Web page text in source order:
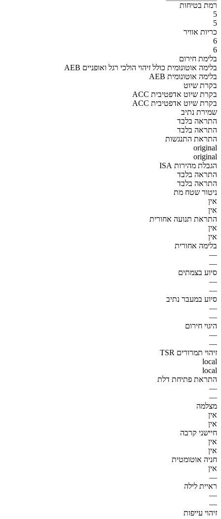
רמת בטיחות
5
5
כריות אוויר
6
6
בלימת חירום
AEB בלימה אוטונומית כולל זיהוי הולכי רגל ואופניים
AEB בלימה אוטונומית
בקרת שיוט
ACC בקרת שיוט אדפטיבית
ACC בקרת שיוט אדפטיבית
שמירת נתיב
התראה בלבד
התראה בלבד
התראת התנגשות
original
original
הגבלת מהירות ISA
התראה בלבד
התראה בלבד
ניטור שטח מת
אין
אין
התראת תנועה אחורית
אין
אין
בלימה אחורית
—
—
סיוע בצמתים
—
—
סיוע במעבר נתיב
—
—
היגוי חירום
—
—
זיהוי תמרורים TSR
local
local
התראת פתיחת דלת
—
—
מצלמה
אין
אין
חיישני קרבה
אין
אין
חניה אוטומטית
אין
—
ראיית לילה
—
—
זיהוי עייפות